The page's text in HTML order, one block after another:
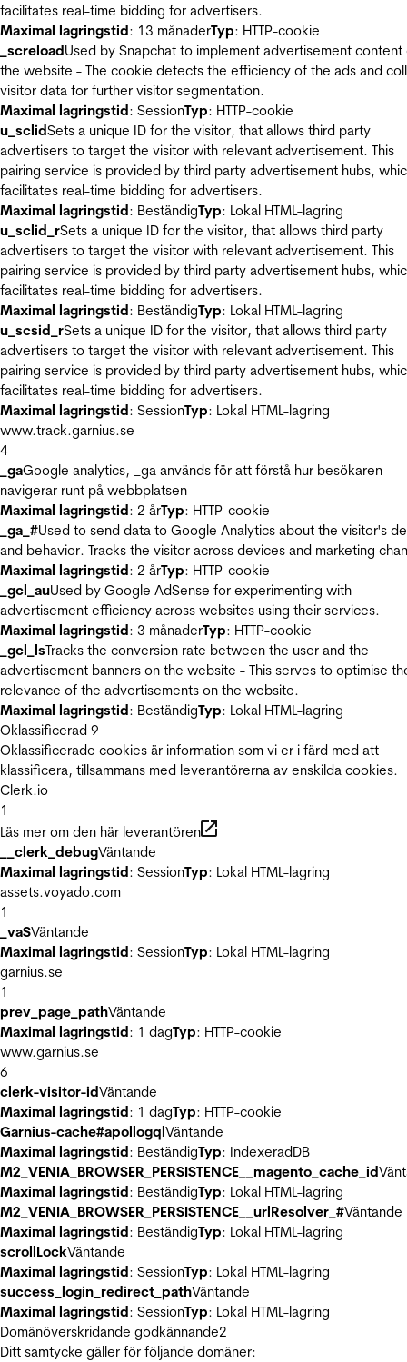
facilitates real-time bidding for advertisers.
Maximal lagringstid: 13 månaderTyp: HTTP-cookie
_screloadUsed by Snapchat to implement advertisement content
the website - The cookie detects the efficiency of the ads and
visitor data for further visitor segmentation.
Maximal lagringstid: SessionTyp: HTTP-cookie
u_sclidSets a unique ID for the visitor, that allows third party
advertisers to target the visitor with relevant advertisement. This
pairing service is provided by third party advertisement hubs,
facilitates real-time bidding for advertisers.
Maximal lagringstid: BeständigTyp: Lokal HTML-lagring
u_sclid_rSets a unique ID for the visitor, that allows third party
advertisers to target the visitor with relevant advertisement. This
pairing service is provided by third party advertisement hubs,
facilitates real-time bidding for advertisers.
Maximal lagringstid: BeständigTyp: Lokal HTML-lagring
u_scsid_rSets a unique ID for the visitor, that allows third party
advertisers to target the visitor with relevant advertisement. This
pairing service is provided by third party advertisement hubs,
facilitates real-time bidding for advertisers.
Maximal lagringstid: SessionTyp: Lokal HTML-lagring
www.track.garnius.se
4
_gaGoogle analytics, _ga används för att förstå hur besökaren
navigerar runt på webbplatsen
Maximal lagringstid: 2 årTyp: HTTP-cookie
_ga_#Used to send data to Google Analytics about the visitor's
and behavior. Tracks the visitor across devices and marketing
Maximal lagringstid: 2 årTyp: HTTP-cookie
_gcl_auUsed by Google AdSense for experimenting with
advertisement efficiency across websites using their services.
Maximal lagringstid: 3 månaderTyp: HTTP-cookie
_gcl_lsTracks the conversion rate between the user and the
advertisement banners on the website - This serves to optimise
relevance of the advertisements on the website.
Maximal lagringstid: BeständigTyp: Lokal HTML-lagring
Oklassificerad 9
Oklassificerade cookies är information som vi er i färd med att
klassificera, tillsammans med leverantörerna av enskilda cookies.
Clerk.io
1
Läs mer om den här leverantören
__clerk_debugVäntande
Maximal lagringstid: SessionTyp: Lokal HTML-lagring
assets.voyado.com
1
_vaSVäntande
Maximal lagringstid: SessionTyp: Lokal HTML-lagring
garnius.se
1
prev_page_pathVäntande
Maximal lagringstid: 1 dagTyp: HTTP-cookie
www.garnius.se
6
clerk-visitor-idVäntande
Maximal lagringstid: 1 dagTyp: HTTP-cookie
Garnius-cache#apollogqlVäntande
Maximal lagringstid: BeständigTyp: IndexeradDB
M2_VENIA_BROWSER_PERSISTENCE__magento_cache_id
Maximal lagringstid: BeständigTyp: Lokal HTML-lagring
M2_VENIA_BROWSER_PERSISTENCE__urlResolver_#Väntande
Maximal lagringstid: BeständigTyp: Lokal HTML-lagring
scrollLockVäntande
Maximal lagringstid: SessionTyp: Lokal HTML-lagring
success_login_redirect_pathVäntande
Maximal lagringstid: SessionTyp: Lokal HTML-lagring
Domänöverskridande godkännande2
Ditt samtycke gäller för följande domäner: